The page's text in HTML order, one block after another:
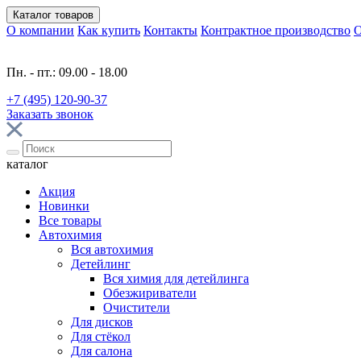
Каталог товаров
О компании Как купить Контакты Контрактное производство
Пн. - пт.: 09.00 - 18.00
+7 (495) 120-90-37
Заказать звонок
каталог
Акция
Новинки
Все товары
Автохимия
Вся автохимия
Детейлинг
Вся химия для детейлинга
Обезжириватели
Очистители
Для дисков
Для стёкол
Для салона